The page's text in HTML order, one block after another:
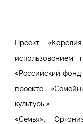
Проект
использованием
«Российский фонд
проекта
культуры»
«Семья».